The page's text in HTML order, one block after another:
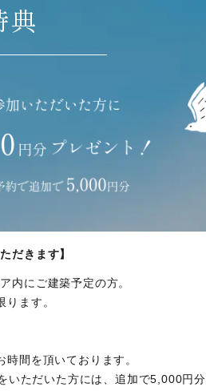
典
だきます】
内にご建築予定の方。
ます。
間を頂いております。
ただいた方には、追加で5,000円分